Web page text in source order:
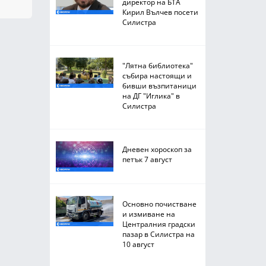
Кирил Вълчев посети
Силистра
"Лятна библиотека"
събира настоящи и
бивши възпитаници
на ДГ "Иглика" в
Силистра
Дневен хороскоп за
петък 7 август
Основно почистване
и измиване на
Централния градски
пазар в Силистра на
10 август